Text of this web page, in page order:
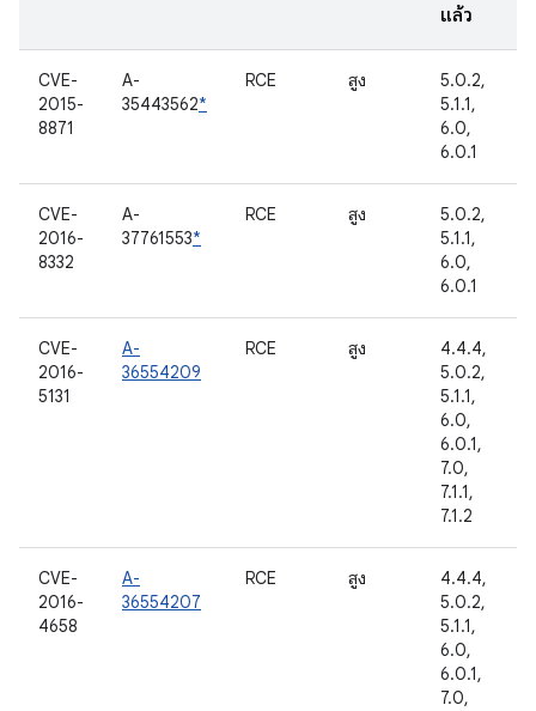
แล้ว
CVE-
2015-
8871
A-
35443562*
RCE สูง
5.0.2,
5.1.1,
6.0,
6.0.1
CVE-
2016-
8332
A-
37761553*
RCE สูง
5.0.2,
5.1.1,
6.0,
6.0.1
CVE-
2016-
5131
A-
36554209
RCE สูง
4.4.4,
5.0.2,
5.1.1,
6.0,
6.0.1,
7.0,
7.1.1,
7.1.2
CVE-
2016-
4658
A-
36554207
RCE สูง
4.4.4,
5.0.2,
5.1.1,
6.0,
6.0.1,
7.0,